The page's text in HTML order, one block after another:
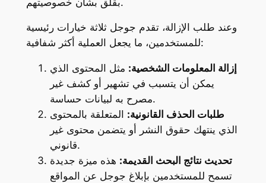
وعند طلب الإزالة، تقدم جوجل ثلاثة خيارات رئيسية
للمستخدمين، ما يجعل العملية أكثر شفافية:
إزالة المعلومات الشخصية: مثل المحتوى الذي
يمكن أن يتسبب في تشهير أو كشف غير
مصرح به لبيانات حساسة.
طلبات الحذف القانونية: المتعلقة بالمحتوى
الذي ينتهك حقوق النشر أو يتضمن محتوى غير
قانوني.
تحديث نتائج البحث القديمة: هذه ميزة جديدة
تسمح للمستخدمين بإبلاغ جوجل عن المواقع